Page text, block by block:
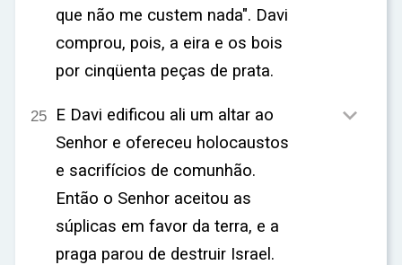
que não me custem nada". Davi
comprou, pois, a eira e os bois
por cinqüenta peças de prata.
25 E Davi edificou ali um altar ao
Senhor e ofereceu holocaustos
e sacrifícios de comunhão.
Então o Senhor aceitou as
súplicas em favor da terra, e a
praga parou de destruir Israel.
